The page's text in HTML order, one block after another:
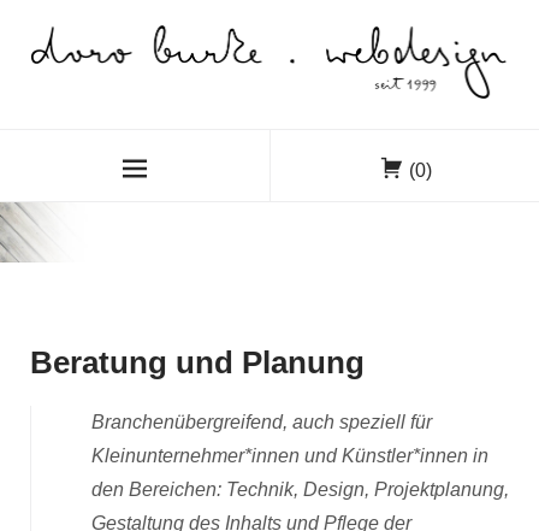
(0)
Beratung und Planung
Branchenübergreifend, auch speziell für
Kleinunternehmer*innen und Künstler*innen in
den Bereichen: Technik, Design, Projektplanung,
Gestaltung des Inhalts und Pflege der